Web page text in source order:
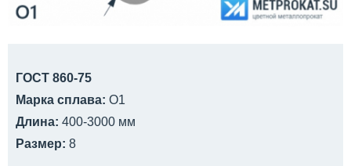
ГОСТ 860-75
Марка сплава: О1
Длина: 400-3000 мм
Размер: 8